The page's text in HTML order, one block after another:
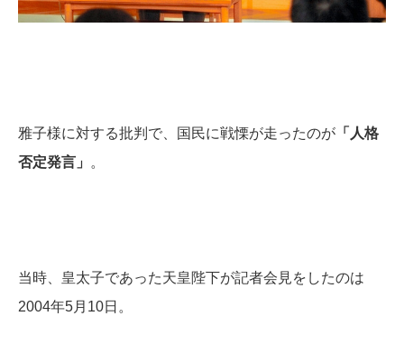
雅子様に対する批判で、国民に戦慄が走ったのが 「人格
否定発言」 。
当時、皇太子であった天皇陛下が記者会見をしたのは
2004年5月10日。